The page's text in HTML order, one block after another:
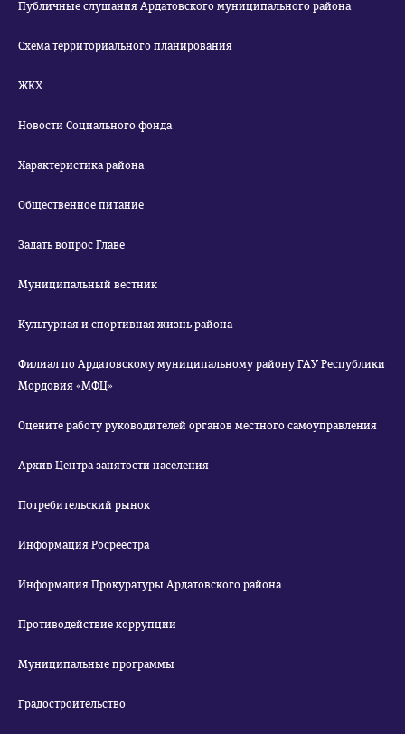
Публичные слушания Ардатовского муниципального района
Схема территориального планирования
ЖКХ
Новости Социального фонда
Характеристика района
Общественное питание
Задать вопрос Главе
Муниципальный вестник
Культурная и спортивная жизнь района
Филиал по Ардатовскому муниципальному району ГАУ Республики
Мордовия «МФЦ»
Оцените работу руководителей органов местного самоуправления
Архив Центра занятости населения
Потребительский рынок
Информация Росреестра
Информация Прокуратуры Ардатовского района
Противодействие коррупции
Муниципальные программы
Градостроительство